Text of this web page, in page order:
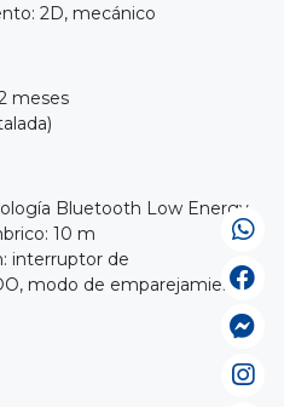
2D, mecánico
meses
Bluetooth Low Energy
10 m
interruptor de
modo de emparejamiento